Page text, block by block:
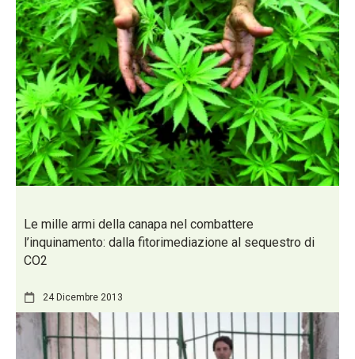
Le mille armi della canapa nel combattere
l’inquinamento: dalla fitorimediazione al sequestro di
CO2
24 Dicembre 2013